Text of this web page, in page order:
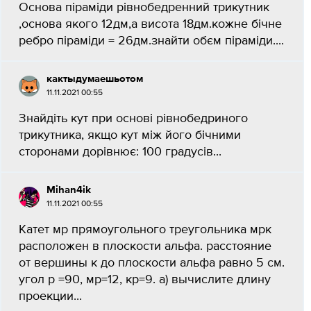
Основа піраміди рівнобедренний трикутник
,основа якого 12дм,а висота 18дм.кожне бічне
ребро піраміди = 26дм.знайти обєм піраміди....
кактыдумаешьотом
11.11.2021 00:55
Знайдіть кут при основі рівнобедриного
трикутника, якщо кут між його бічними
сторонами дорівнює: 100 градусів...
Mihan4ik
11.11.2021 00:55
Катет мр прямоугольного треугольника мрк
расположен в плоскости альфа. расстояние
от вершины к до плоскости альфа равно 5 см.
угол р =90, мр=12, кр=9. а) вычислите длину
проекции...